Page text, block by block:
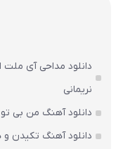
دانلود مداحی آی
نریمانی
دانلود آهنگ من بی
دانلود آهنگ تکیدن